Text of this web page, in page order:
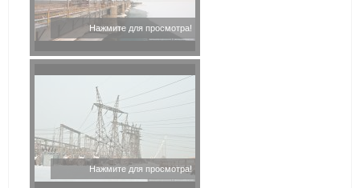
Нажмите для просмотра!
Нажмите для просмотра!